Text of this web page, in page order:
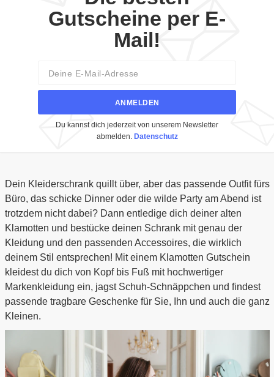
Gutscheine per E-
Mail!
ANMELDEN
Du kannst dich jederzeit von unserem Newsletter
abmelden. Datenschutz
Dein Kleiderschrank quillt über, aber das passende Outfit fürs
Büro, das schicke Dinner oder die wilde Party am Abend ist
trotzdem nicht dabei? Dann entledige dich deiner alten
Klamotten und bestücke deinen Schrank mit genau der
Kleidung und den passenden Accessoires, die wirklich
deinem Stil entsprechen! Mit einem Klamotten Gutschein
kleidest du dich von Kopf bis Fuß mit hochwertiger
Markenkleidung ein, jagst Schuh-Schnäppchen und findest
passende tragbare Geschenke für Sie, Ihn und auch die ganz
Kleinen.